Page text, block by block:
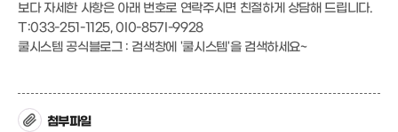
보다 자세한 사항은 아래 번호로 연락주시면 친절하게 상담해 드립니다.
T:033-251-1125, 0I0-857I-9928
쿨시스템 공식블로그 : 검색창에 '쿨시스템'을 검색하세요~
첨부파일